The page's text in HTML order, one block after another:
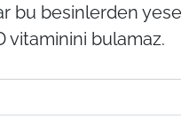
bu besinlerden
vitaminini bulamaz.